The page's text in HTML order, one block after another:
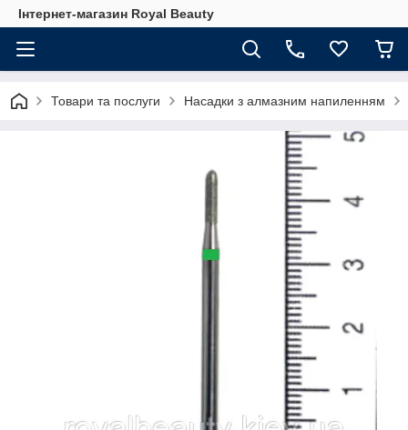
Інтернет-магазин Royal Beauty
Товари та послуги Насадки з алмазним напиленням